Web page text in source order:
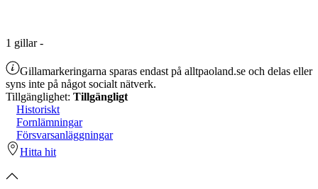
1 gillar-
Gillamarkeringarna sparas endast på alltpaoland.se och delas eller
syns inte på något socialt nätverk.
Tillgänglighet: Tillgängligt
Historiskt
Fornlämningar
Försvarsanläggningar
Hitta hit